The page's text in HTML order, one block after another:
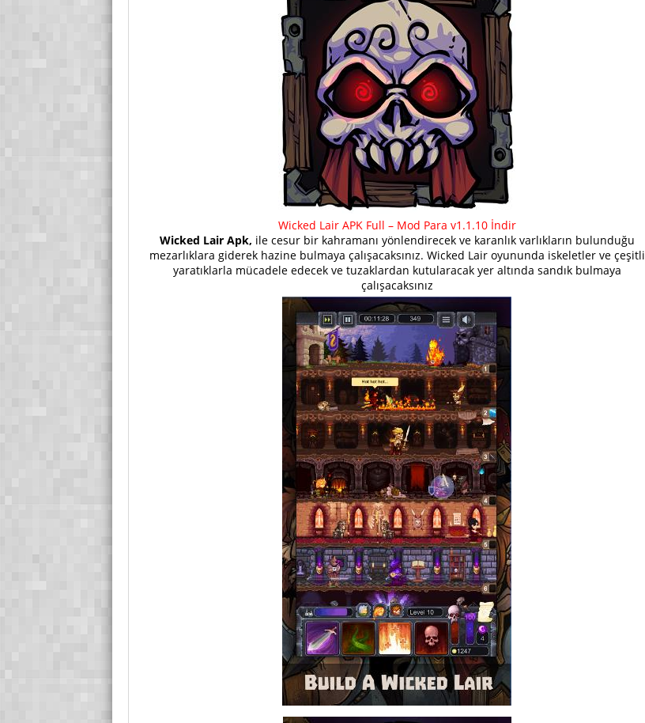
Wicked Lair APK Full – Mod Para v1.1.10 İndir
Wicked Lair Apk, ile cesur bir kahramanı yönlendirecek ve karanlık varlıkların bulunduğu
mezarlıklara giderek hazine bulmaya çalışacaksınız. Wicked Lair oyununda iskeletler ve çeşitli
yaratıklarla mücadele edecek ve tuzaklardan kutularacak yer altında sandık bulmaya
çalışacaksınız